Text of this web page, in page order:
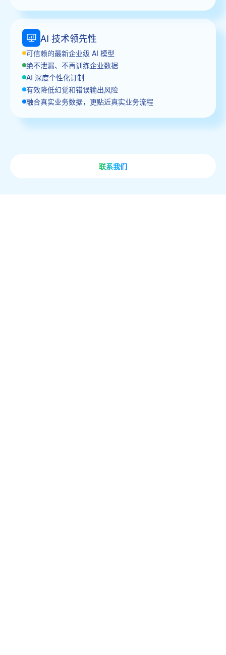
AI 技术领先性
可信赖的最新企业级 AI 模型
绝不泄漏、不再训练企业数据
AI 深度个性化订制
有效降低幻觉和错误输出风险
融合真实业务数据，更贴近真实业务流程
联系我们